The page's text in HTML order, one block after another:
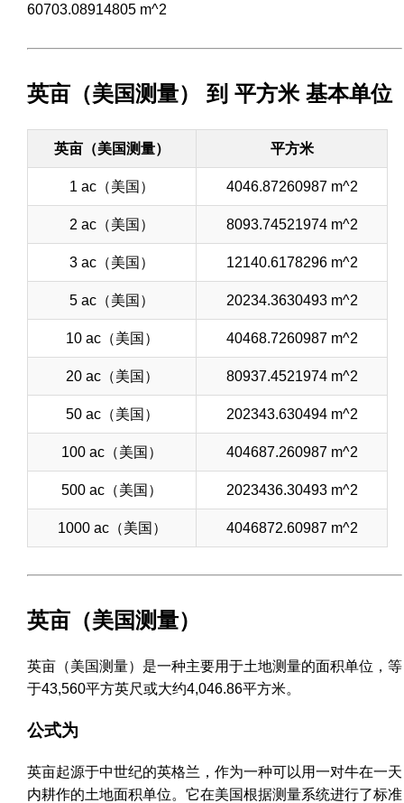
60703.08914805 m^2
英亩（美国测量） 到 平方米 基本单位
英亩（美国测量） 平方米
1 ac（美国） 4046.87260987 m^2
2 ac（美国） 8093.74521974 m^2
3 ac（美国） 12140.6178296 m^2
5 ac（美国） 20234.3630493 m^2
10 ac（美国） 40468.7260987 m^2
20 ac（美国） 80937.4521974 m^2
50 ac（美国） 202343.630494 m^2
100 ac（美国） 404687.260987 m^2
500 ac（美国） 2023436.30493 m^2
1000 ac（美国） 4046872.60987 m^2
英亩（美国测量）
英亩（美国测量）是一种主要用于土地测量的面积单位，等
于43,560平方英尺或大约4,046.86平方米。
公式为
英亩起源于中世纪的英格兰，作为一种可以用一对牛在一天
内耕作的土地面积单位。它在美国根据测量系统进行了标准